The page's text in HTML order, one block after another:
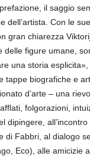
il saggio
dell’artista. Con le
gran chiarezza
delle figure umane,
una storia
tappe biografiche e
d’arte – una
folgorazioni,
dipingere,
di Fabbri, al dialogo
Eco), alle amicizie